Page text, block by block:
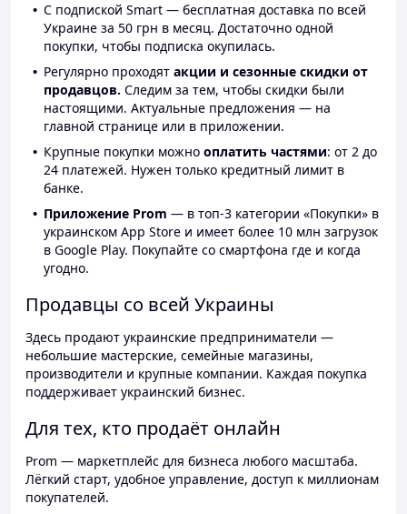
С подпиской Smart — бесплатная доставка по всей
Украине за 50 грн в месяц. Достаточно одной
покупки, чтобы подписка окупилась.
Регулярно проходят акции и сезонные скидки от
продавцов. Следим за тем, чтобы скидки были
настоящими. Актуальные предложения — на
главной странице или в приложении.
Крупные покупки можно оплатить частями: от 2 до
24 платежей. Нужен только кредитный лимит в
банке.
Приложение Prom — в топ-3 категории «Покупки» в
украинском App Store и имеет более 10 млн загрузок
в Google Play. Покупайте со смартфона где и когда
угодно.
Продавцы со всей Украины
Здесь продают украинские предприниматели —
небольшие мастерские, семейные магазины,
производители и крупные компании. Каждая покупка
поддерживает украинский бизнес.
Для тех, кто продаёт онлайн
Prom — маркетплейс для бизнеса любого масштаба.
Лёгкий старт, удобное управление, доступ к миллионам
покупателей.